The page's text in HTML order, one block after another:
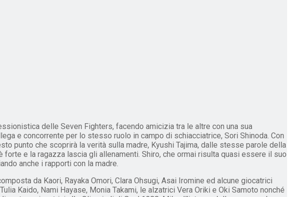
delle Seven Fighters, facendo amicizia tra le altre con una sua
e concorrente per lo stesso ruolo in campo di schiacciatrice, Sori Shinoda. Con
punto che scoprirà la verità sulla madre, Kyushi Tajima, dalle stesse parole della
e la ragazza lascia gli allenamenti. Shiro, che ormai risulta quasi essere il suo
anche i rapporti con la madre.
da Kaori, Rayaka Omori, Clara Ohsugi, Asai Iromine ed alcune giocatrici
Kaido, Nami Hayase, Monia Takami, le alzatrici Vera Oriki e Oki Samoto nonché